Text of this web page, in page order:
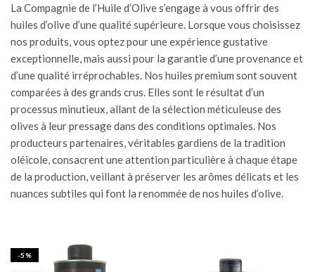
La Compagnie de l’Huile d’Olive s’engage à vous offrirdes
huiles d’olive d’une qualité supérieure. Lorsque vous choisissez
nos produits, vous optez pour une expérience gustative
exceptionnelle, mais aussi pour la garantie d’une provenance et
d’une qualité irréprochables. Nos huiles premium sont souvent
comparées à des grands crus. Elles sont le résultat d’un
processus minutieux, allant de la sélection méticuleuse des
olives à leur pressage dans des conditions optimales. Nos
producteurs partenaires, véritables gardiens de la tradition
oléicole, consacrent une attention particulière à chaque étape
de la production, veillant à préserver les arômes délicats et les
nuances subtiles qui font la renommée de nos huiles d’olive.
-5%